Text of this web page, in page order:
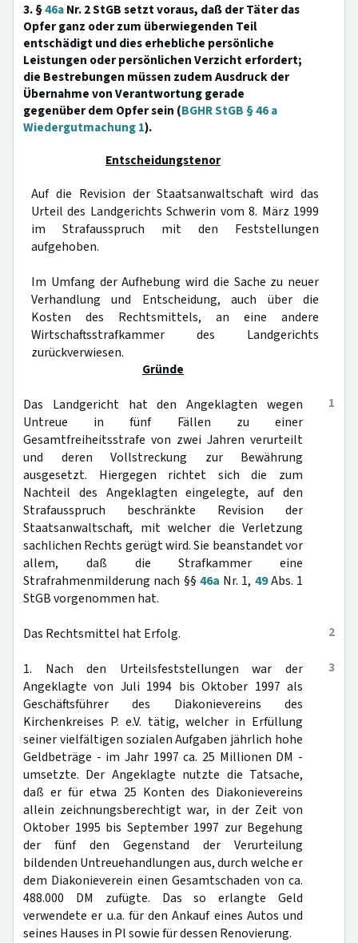
3. §46aNr. 2 StGB setzt voraus, daß der Täter das
Opfer ganz oder zum überwiegenden Teil
entschädigt und dies erhebliche persönliche
Leistungen oder persönlichen Verzicht erfordert;
die Bestrebungen müssen zudem Ausdruck der
Übernahme von Verantwortung gerade
gegenüber dem Opfer sein (BGHR StGB § 46 a
Wiedergutmachung 1).
Entscheidungstenor
Auf die Revision der Staatsanwaltschaft wird das
Urteil des Landgerichts Schwerin vom 8. März 1999
im Strafausspruch mit den Feststellungen
aufgehoben.
Im Umfang der Aufhebung wird die Sache zu neuer
Verhandlung und Entscheidung, auch über die
Kosten des Rechtsmittels, an eine andere
Wirtschaftsstrafkammer des Landgerichts
zurückverwiesen.
Gründe
1
Das Landgericht hat den Angeklagten wegen
Untreue in fünf Fällen zu einer
Gesamtfreiheitsstrafe von zwei Jahren verurteilt
und deren Vollstreckung zur Bewährung
ausgesetzt. Hiergegen richtet sich die zum
Nachteil des Angeklagten eingelegte, auf den
Strafausspruch beschränkte Revision der
Staatsanwaltschaft, mit welcher die Verletzung
sachlichen Rechts gerügt wird. Sie beanstandet vor
allem, daß die Strafkammer eine
Strafrahmenmilderung nach §§ 46a Nr. 1, 49Abs. 1
StGB vorgenommen hat.
2
Das Rechtsmittel hat Erfolg.
3
1. Nach den Urteilsfeststellungen war der
Angeklagte von Juli 1994 bis Oktober 1997 als
Geschäftsführer des Diakonievereins des
Kirchenkreises P. e.V. tätig, welcher in Erfüllung
seiner vielfältigen sozialen Aufgaben jährlich hohe
Geldbeträge - im Jahr 1997 ca. 25 Millionen DM -
umsetzte. Der Angeklagte nutzte die Tatsache,
daß er für etwa 25 Konten des Diakonievereins
allein zeichnungsberechtigt war, in der Zeit von
Oktober 1995 bis September 1997 zur Begehung
der fünf den Gegenstand der Verurteilung
bildenden Untreuehandlungen aus, durch welche er
dem Diakonieverein einen Gesamtschaden von ca.
488.000 DM zufügte. Das so erlangte Geld
verwendete er u.a. für den Ankauf eines Autos und
seines Hauses in Pl sowie für dessen Renovierung.